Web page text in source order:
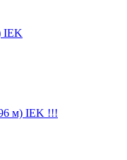
IEK
м) IEK !!!